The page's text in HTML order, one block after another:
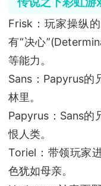
Frisk：玩家操纵
有“决心
等能力。
Sans：Papyrus的
林里。
Papyrus：Sans的
恨人类。
Toriel：带领玩家
色犹如母亲。